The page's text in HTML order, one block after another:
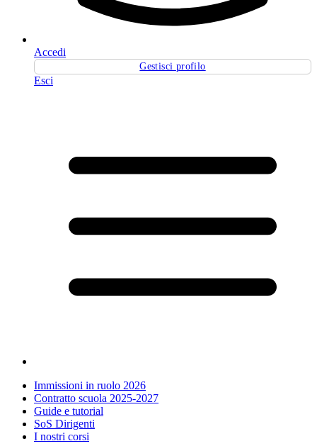
Accedi
Gestisci profilo
Esci
Immissioni in ruolo 2026
Contratto scuola 2025-2027
Guide e tutorial
SoS Dirigenti
I nostri corsi